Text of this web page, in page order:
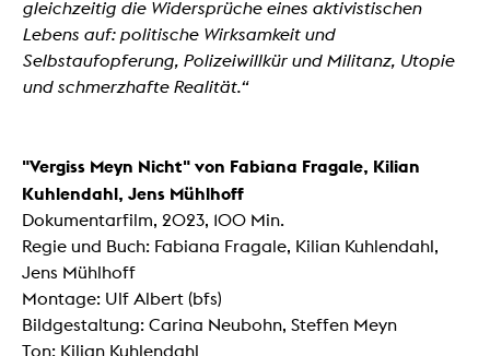
gleichzeitig die Widersprüche eines aktivistischen
Lebens auf: politische Wirksamkeit und
Selbstaufopferung, Polizeiwillkür und Militanz, Utopie
und schmerzhafte Realität.“
"Vergiss Meyn Nicht" von Fabiana Fragale, Kilian
Kuhlendahl, Jens Mühlhoff
Dokumentarfilm, 2023, 100 Min.
Regie und Buch: Fabiana Fragale, Kilian Kuhlendahl,
Jens Mühlhoff
Montage: Ulf Albert (bfs)
Bildgestaltung: Carina Neubohn, Steffen Meyn
Ton: Kilian Kuhlendahl